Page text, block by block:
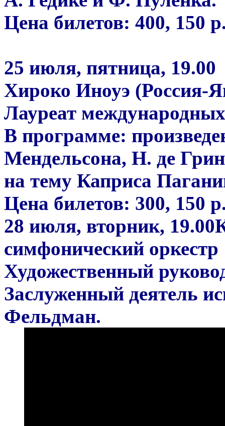
Цена билетов: 400, 150
25 июля, пятница, 19.00
Хироко Иноуэ (Россия-
Лауреат
В программе:
Мендельсона, Н. де
на тему Каприса
Цена билетов: 300, 150
28 июля, вторник,
симфонический оркестр
Художественный
Заслуженный деятель
Фельдман.